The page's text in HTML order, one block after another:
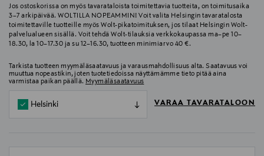
Jos ostoskorissa on myös tavarataloista toimitettavia tuotteita, on toimitusaika
3–7 arkipäivää. WOLTILLA NOPEAMMIN! Voit valita Helsingin tavaratalosta
toimitettaville tuotteille myös Wolt-pikatoimituksen, jos tilaat Helsingin Wolt-
palvelualueen sisällä. Voit tehdä Wolt-tilauksia verkkokaupassa ma–pe 10–
18.30, la 10–17.30 ja su 12–16.30, tuotteen minimiarvo 40 €.
Tarkista tuotteen myymäläsaatavuus ja varausmahdollisuus alta. Saatavuus voi
muuttua nopeastikin, joten tuotetiedoissa näyttämämme tieto pitää aina
varmistaa paikan päällä. Myymäläsaatavuus
Helsinki VARAA TAVARATALOON